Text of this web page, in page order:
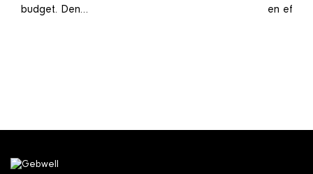
budget. Den…
en